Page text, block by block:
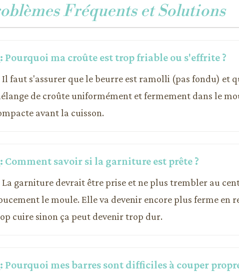
Fréquents et Solutions
Pourquoi ma croûte est trop friable ou s'effrite ?
Il faut s'assurer que le beurre est ramolli (pas fondu) et
de croûte uniformément et fermement dans le
avant la cuisson.
Comment savoir si la garniture est prête ?
La garniture devrait être prise et ne plus trembler au
le moule. Elle va devenir encore plus ferme en
cuire sinon ça peut devenir trop dur.
Pourquoi mes barres sont difficiles à couper